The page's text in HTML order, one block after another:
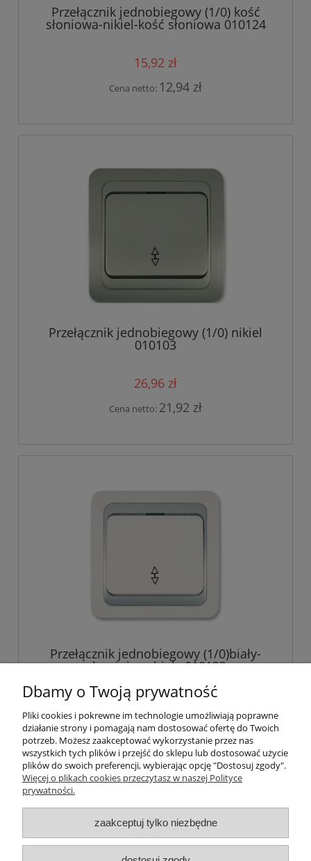
Przełącznik jednobiegowy (1/0) kość
słoniowa-nikiel-kość słoniowa 010124
15,92 zł
Cena netto: 12,94 zł
Przełącznik jednobiegowy (1/0) nikiel
010103
26,96 zł
Cena netto: 21,92 zł
Przełącznik jednobiegowy (1/0)biały-
aluminium-biały 010122
15,92 zł
Cena netto:12,94 zł
Inteligentny dom ( POCKET HOME )
Promocje i transport gratis
Automatyka NOVATEK
Dbamy o Twoją prywatność
Pliki cookies i pokrewne im technologie umożliwiają poprawne
działanie strony i pomagają nam dostosować ofertę do Twoich
potrzeb. Możesz zaakceptować wykorzystanie przez nas
wszystkich tych plików i przejść do sklepu lub dostosować użycie
plików do swoich preferencji, wybierając opcję "Dostosuj zgody".
Więcej o plikach cookies przeczytasz w naszej Polityce
prywatności.
zaakceptuj tylko niezbędne